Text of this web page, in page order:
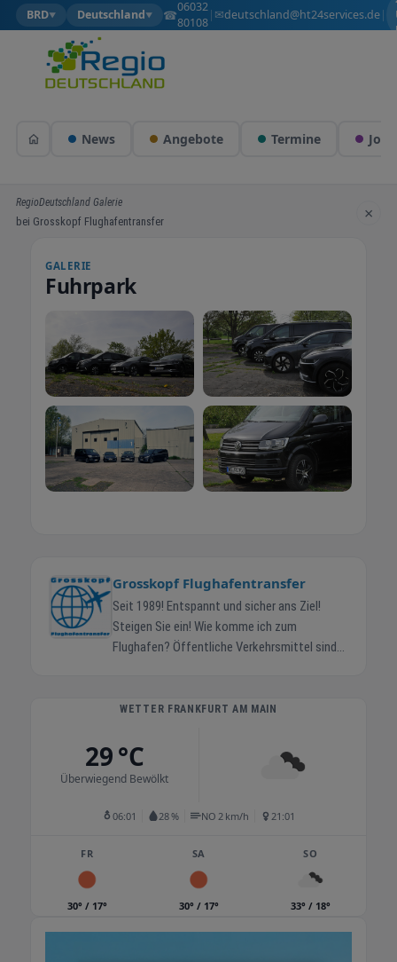
BRD▼ Deutschland▼ ☎06032
80108
| ✉deutschland@ht24services.de|
News Angebote Termine Jobs
RegioDeutschland Galerie
bei Grosskopf Flughafentransfer ×
GALERIE
Fuhrpark
Grosskopf Flughafentransfer
Seit 1989! Entspannt und sicher ans Ziel!
Steigen Sie ein! Wie komme ich zum
Flughafen? Öffentliche Verkehrsmittel sind
Kein relaxter Beginn einer Geschäftsreise!
mit neutralen, werbefreien PKWs mit
komfortabler Innenausstattung und neuester
uns selbstverständlich gerne um Ihr Gepäck -
Service können Sie rund um die Uhr, an 365
Tagen im Jahr buchen. Wir freuen uns, Sie
recht bald auf dem Weg zum oder vom
Flughafen begrüßen zu dürfen.
WETTER FRANKFURT AM MAIN
29 °C
Überwiegend Bewölkt
06:01 28 % NO 2 km/h 21:01
FR
30° / 17°
SA
30° / 17°
SO
33° / 18°